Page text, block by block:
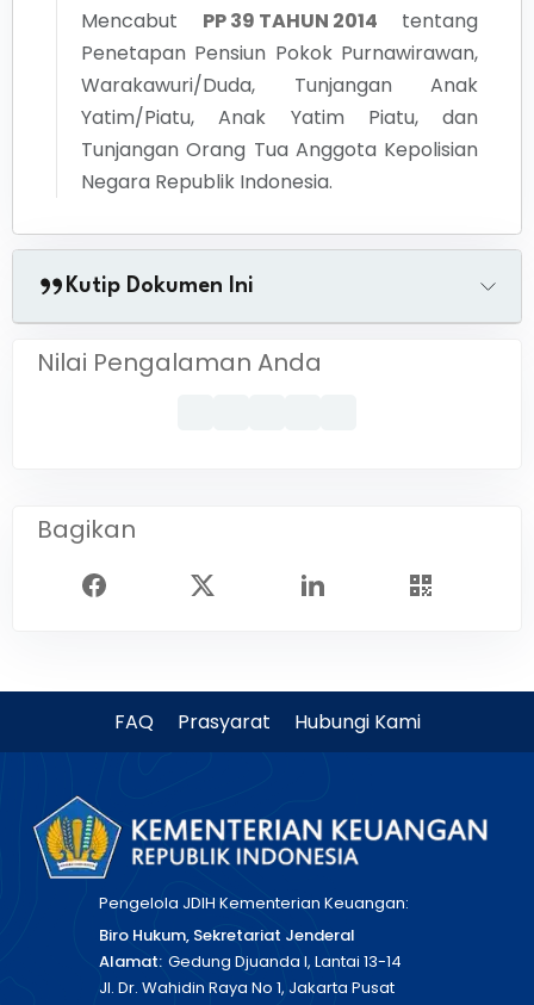
Mencabut
PP 39 TAHUN 2014
tentang
Penetapan Pensiun Pokok Purnawirawan,
Warakawuri/Duda, Tunjangan Anak
Yatim/Piatu, Anak Yatim Piatu, dan
Tunjangan Orang Tua Anggota Kepolisian
Negara Republik Indonesia.
Kutip Dokumen Ini
Nilai Pengalaman Anda
Bagikan
FAQ Prasyarat Hubungi Kami
Pengelola JDIH Kementerian Keuangan:
Biro Hukum, Sekretariat Jenderal
Alamat: Gedung Djuanda I, Lantai 13-14
Jl. Dr. Wahidin Raya No 1, Jakarta Pusat